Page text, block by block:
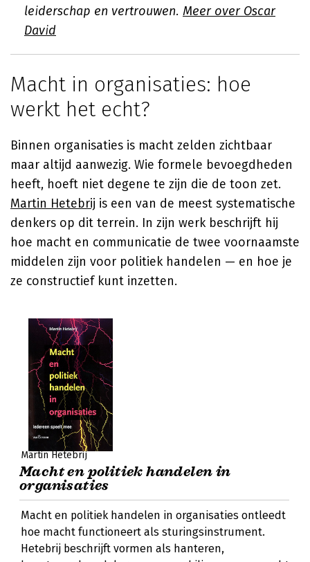
leiderschap en vertrouwen. Meer over Oscar
David
Macht in organisaties: hoe
werkt het echt?
Binnen organisaties is macht zelden zichtbaar
maar altijd aanwezig. Wie formele bevoegdheden
heeft, hoeft niet degene te zijn die de toon zet.
Martin Hetebrij is een van de meest systematische
denkers op dit terrein. In zijn werk beschrijft hij
hoe macht en communicatie de twee voornaamste
middelen zijn voor politiek handelen — en hoe je
ze constructief kunt inzetten.
Martin Hetebrij
Macht en politiek handelen in
organisaties
Macht en politiek handelen in organisaties ontleedt
hoe macht functioneert als sturingsinstrument.
Hetebrij beschrijft vormen als hanteren,